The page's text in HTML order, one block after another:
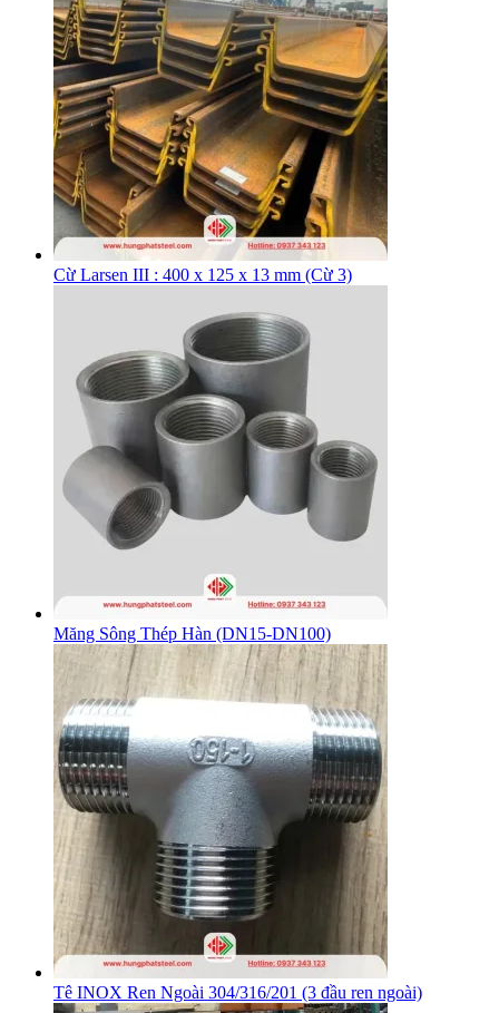
Cừ Larsen III : 400 x 125 x 13 mm (Cừ 3)
Măng Sông Thép Hàn (DN15-DN100)
Tê INOX Ren Ngoài 304/316/201 (3 đầu ren ngoài)